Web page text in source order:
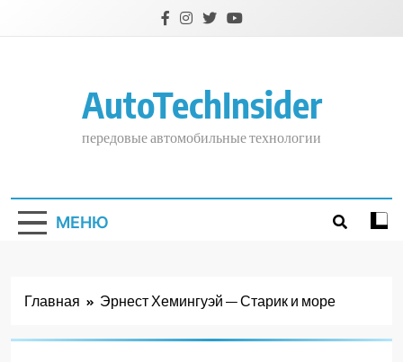
AutoTechInsider
передовые автомобильные технологии
МЕНЮ
Главная Эрнест Хемингуэй — Старик и море